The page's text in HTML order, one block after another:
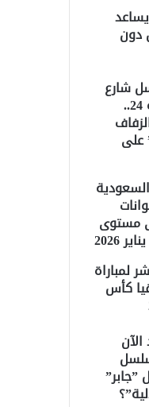
دون
شارع
الأعشى 2 الحلقة 24..
على
مستوى
2026
لمباراة
كأس
مسلسل
”جابر”